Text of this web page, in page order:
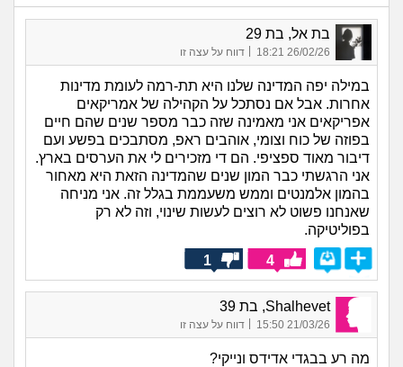
בת אל, בת 29
26/02/26 18:21 דווח על עצה זו
במילה יפה המדינה שלנו היא תת-רמה לעומת מדינות
אחרות. אבל אם נסתכל על הקהילה של אמריקאים
אפריקאים אני מאמינה שזה כבר מספר שנים שהם חיים
בפוזה של כוח וצומי, אוהבים ראפ, מסתבכים בפשע ועם
דיבור מאוד ספציפי. הם די מזכירים לי את הערסים בארץ.
אני הרגשתי כבר המון שנים שהמדינה הזאת היא מאחור
בהמון אלמנטים וממש משעממת בגלל זה. אני מניחה
שאנחנו פשוט לא רוצים לעשות שינוי, וזה לא רק
בפוליטיקה.
4
1
Shalhevet, בת 39
21/03/26 15:50
| דווח על עצה זו
מה רע בבגדי אדידס ונייקי?